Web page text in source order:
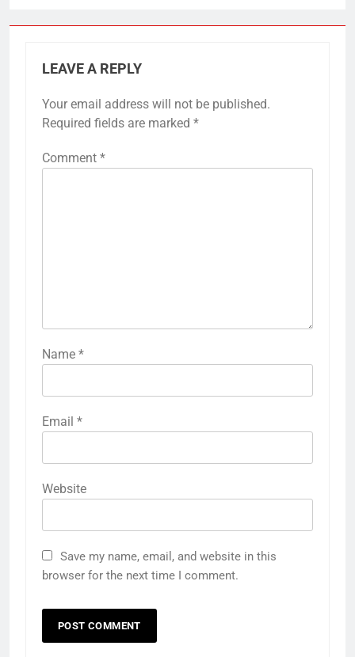
LEAVE A REPLY
Your email address will not be published.
Required fields are marked *
Comment *
Name *
Email *
Website
Save my name, email, and website in this
browser for the next time I comment.